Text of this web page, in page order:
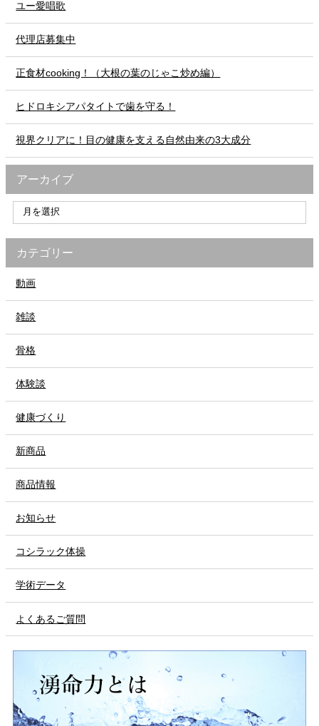
ユー愛唱歌
代理店募集中
正食材cooking！（大根の葉のじゃこ炒め編）
ヒドロキシアパタイトで歯を守る！
視界クリアに！目の健康を支える自然由来の3大成分
アーカイブ
カテゴリー
動画
雑談
骨格
体験談
健康づくり
新商品
商品情報
お知らせ
コシラック体操
学術データ
よくあるご質問